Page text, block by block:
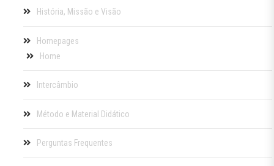
História, Missão e Visão
Homepages
Home
Intercâmbio
Método e Material Didático
Perguntas Frequentes